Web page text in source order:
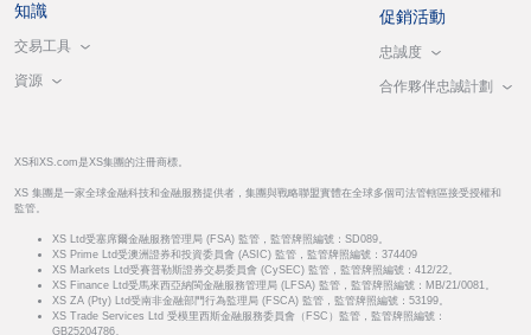
知識
交易工具
資源
促銷活動
忠誠度
合作夥伴忠誠計劃
XS和XS.com是XS集團的注冊商標。
XS 集團是一家全球金融科技和金融服務提供者，集團與戰略聯盟實體在全球多個司法管轄區接受授權和
監管。
XS Ltd受塞席爾金融服務管理局 (FSA) 監管，監管牌照編號：SD089。
XS Prime Ltd受澳洲證券和投資委員會 (ASIC) 監管，監管牌照編號：374409
XS Markets Ltd受賽普勒斯證券交易委員會 (CySEC) 監管，監管牌照編號：412/22。
XS Finance Ltd受馬來西亞納閩金融服務管理局 (LFSA) 監管，監管牌照編號：MB/21/0081。
XS ZA (Pty) Ltd受南非金融部門行為監理局 (FSCA) 監管，監管牌照編號：53199。
XS Trade Services Ltd 受模里西斯金融服務委員會（FSC）監管，監管牌照編號：
GB25204786。